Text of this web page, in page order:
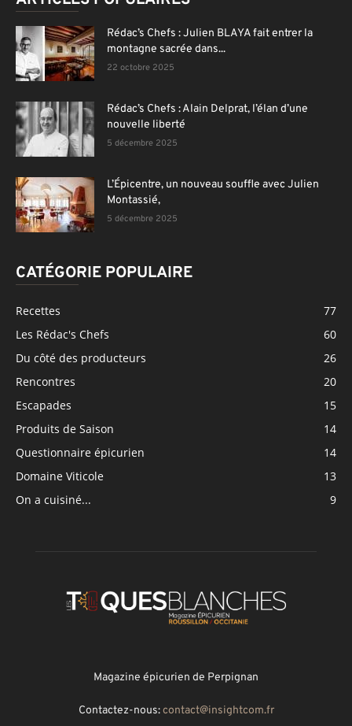
Rédac’s Chefs : Julien BLAYA fait entrer la
montagne sacrée dans...
22 octobre 2025
Rédac’s Chefs : Alain Delprat, l’élan d’une
nouvelle liberté
5 décembre 2025
L’Épicentre, un nouveau souffle avec Julien
Montassié,
5 décembre 2025
CATÉGORIE POPULAIRE
Recettes
77
Les Rédac's Chefs
60
Du côté des producteurs
26
Rencontres
20
Escapades
15
Produits de Saison
14
Questionnaire épicurien
14
Domaine Viticole
13
On a cuisiné...
9
Magazine épicurien de Perpignan
Contactez-nous:contact@insightcom.fr